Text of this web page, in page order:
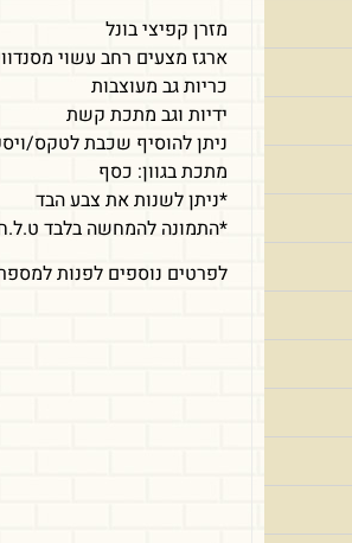
מזרן קפיצי בונל
ארגז מצעים רחב עשוי
כריות גב מעוצבות
ידיות וגב מתכת קשת
ניתן להוסיף שכבת לטקס/
מתכת בגוון: כסף
*ניתן לשנות את צבע הבד
*התמונה להמחשה בלבד
לפרטים נוספים לפנות למספר